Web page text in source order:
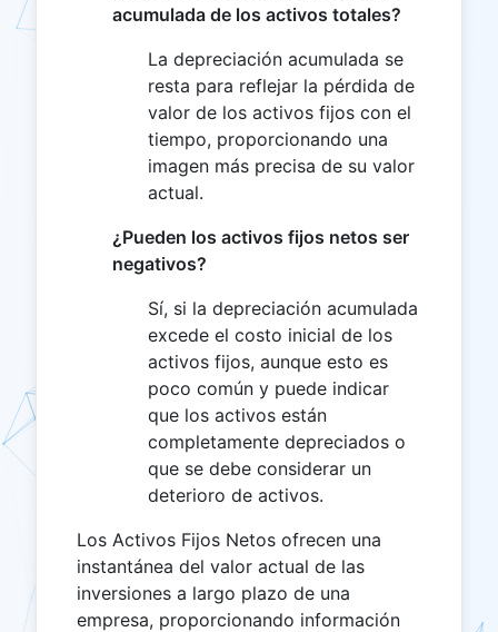
acumulada de los activos totales?
La depreciación acumulada se
resta para reflejar la pérdida de
valor de los activos fijos con el
tiempo, proporcionando una
imagen más precisa de su valor
actual.
¿Pueden los activos fijos netos ser
negativos?
Sí, si la depreciación acumulada
excede el costo inicial de los
activos fijos, aunque esto es
poco común y puede indicar
que los activos están
completamente depreciados o
que se debe considerar un
deterioro de activos.
Los Activos Fijos Netos ofrecen una
instantánea del valor actual de las
inversiones a largo plazo de una
empresa, proporcionando información